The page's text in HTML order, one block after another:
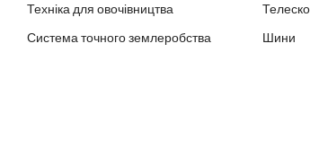
Техніка для овочівництва
Система точного землеробства
Шини